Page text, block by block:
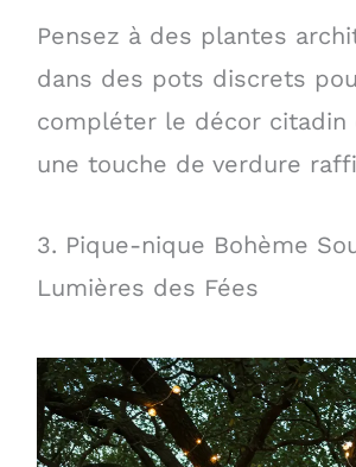
Pensez à des plantes
dans des pots discrets
compléter le décor citadin
une touche de verdure
3. Pique-nique Bohème
Lumières des Fées